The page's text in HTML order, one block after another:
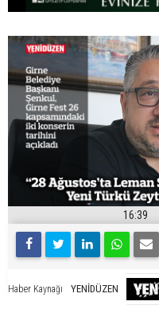
16:39
Haber Kaynağı YENİDÜZEN